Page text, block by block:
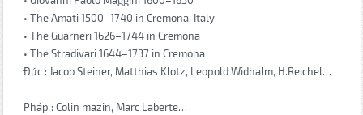
• The Amati 1500–1740 in Cremona, Italy
• The Guarneri 1626–1744 in Cremona
• The Stradivari 1644–1737 in Cremona
Đức : Jacob Steiner, Matthias Klotz, Leopold Widhalm, H.Reichel…
Pháp : Colin mazin, Marc Laberte…